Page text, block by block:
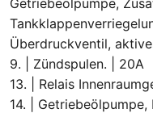
Überdruckventil,
9. | Zündspulen. | 20A
13. | Relais
14. |